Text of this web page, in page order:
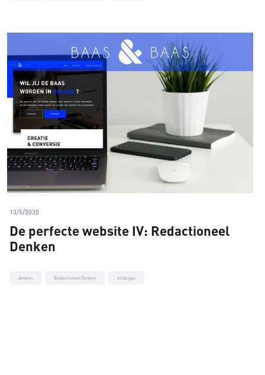
denken Redactioneel Denken strategie
13/5/2020
De perfecte website IV: Redactioneel
Denken